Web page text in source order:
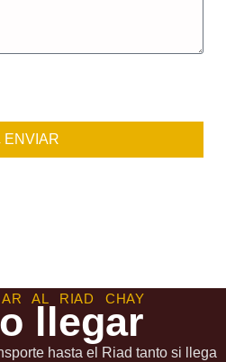
ENVIAR
AL RIAD CHAY
llegar
hasta el Riad tanto si llega